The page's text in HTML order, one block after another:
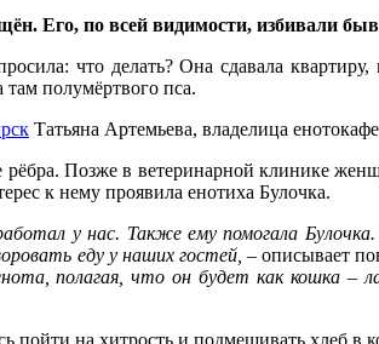
Его, по всей видимости, избивали
что делать? Она сдавала
полумёртвого пса.
Татьяна Артемьева, владелица
рёбра. Позже в ветеринарной клинике
к нему проявила енотиха Булочка.
у нас. Также ему помогала Булочка.
еду у наших гостей, – описывает
полагая, что он будет как кошка –
на хитрость и подмешивать хлеб в